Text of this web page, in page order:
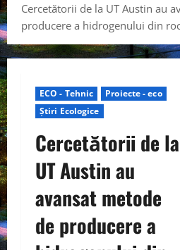
Cercetătorii de la UT Austin au
producere a hidrogenului din
ECO - Tehnic
Proiecte - eco
Știri Ecologice
Cercetătorii de la
UT Austin au
avansat metode
de producere a